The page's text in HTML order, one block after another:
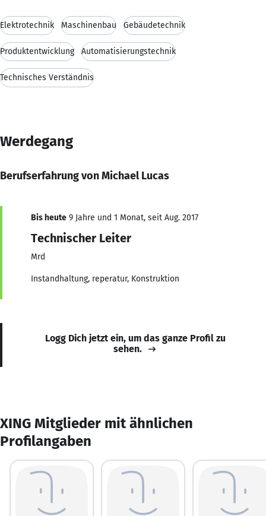
Elektrotechnik Maschinenbau Gebäudetechnik
Produktentwicklung Automatisierungstechnik
Technisches Verständnis
Werdegang
Berufserfahrung von Michael Lucas
Bis heute 9 Jahre und 1 Monat, seit Aug. 2017
Technischer Leiter
Mrd
Instandhaltung, reperatur, Konstruktion
Logg Dich jetzt ein, um das ganze Profil zu
sehen.
XING Mitglieder mit ähnlichen
Profilangaben